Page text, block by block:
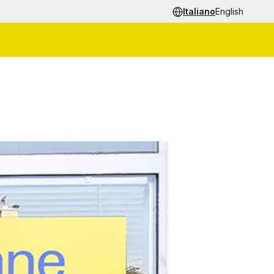
ItalianoEnglish